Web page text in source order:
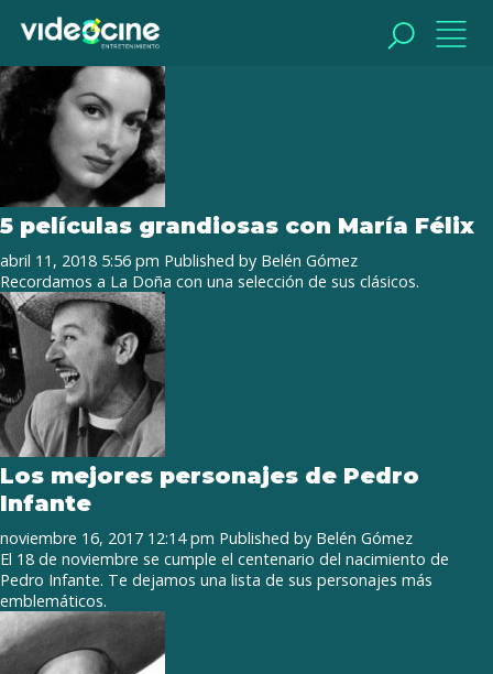
Tag Archive: María Felix
5 películas grandiosas con María Félix
abril 11, 2018 5:56 pm Published by Belén Gómez
Recordamos a La Doña con una selección de sus clásicos.
Los mejores personajes de Pedro
Infante
noviembre 16, 2017 12:14 pm Published by Belén Gómez
El 18 de noviembre se cumple el centenario del nacimiento de
Pedro Infante. Te dejamos una lista de sus personajes más
emblemáticos.